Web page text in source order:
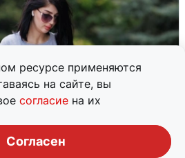
ресурсе применяются
на сайте, вы
согласие на их
Согласен